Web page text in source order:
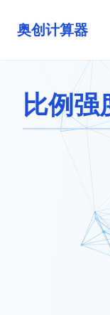
奥创计算器
比例强